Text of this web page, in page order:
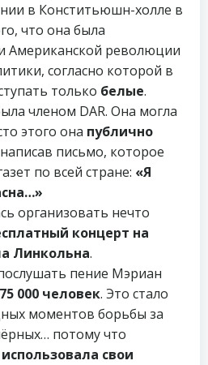
в Конститьюшн-холле в
что она была
Американской революции
согласно которой в
только белые.
членом DAR. Она могла
этого она публично
письмо, которое
по всей стране: «Я
организовать нечто
концерт на
Линкольна.
пение Мэриан
75 000 человек. Это стало
моментов борьбы за
потому что
свои